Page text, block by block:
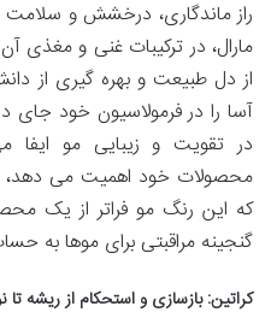
راز ماندگاری، درخشش و سلامت
مارال، در ترکیبات غنی و مغذی
از دل طبیعت و بهره گیری از
آسا را در فرمولاسیون خود
در تقویت و زیبایی مو ایفا
محصولات خود اهمیت می دهد،
که این رنگ مو فراتر از یک
گنجینه مراقبتی برای موها به
کراتین: بازسازی و استحکام از ریشه تا